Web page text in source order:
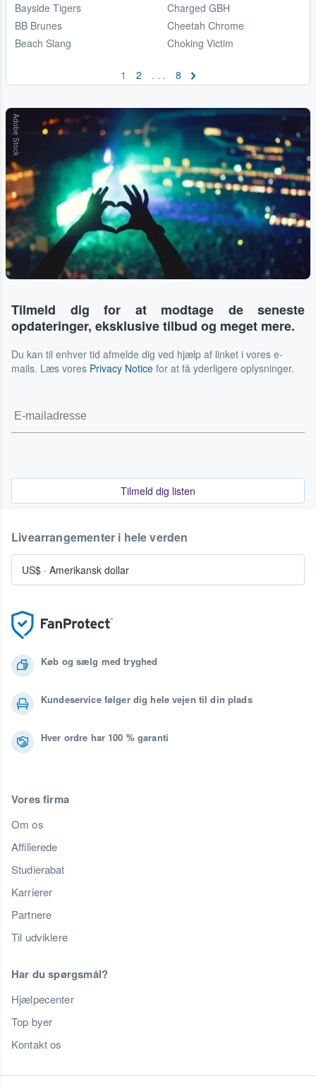
Bayside Tigers
BB Brunes
Beach Slang
Charged GBH
Cheetah Chrome
Choking Victim
1 2 . . . 8
Adobe Stock
Tilmeld dig for at modtage de seneste
opdateringer, eksklusive tilbud og meget mere.
Du kan til enhver tid afmelde dig ved hjælp af linket i vores e-
mails. Læs vores Privacy Notice for at få yderligere oplysninger.
Tilmeld dig listen
Køb og sælg med tryghed
Kundeservice følger dig hele vejen til din plads
Hver ordre har 100 % garanti
Vores firma
Om os
Affilierede
Studierabat
Karrierer
Partnere
Til udviklere
Har du spørgsmål?
Hjælpecenter
Top byer
Kontakt os
Livearrangementer i hele verden
US$ · Amerikansk dollar